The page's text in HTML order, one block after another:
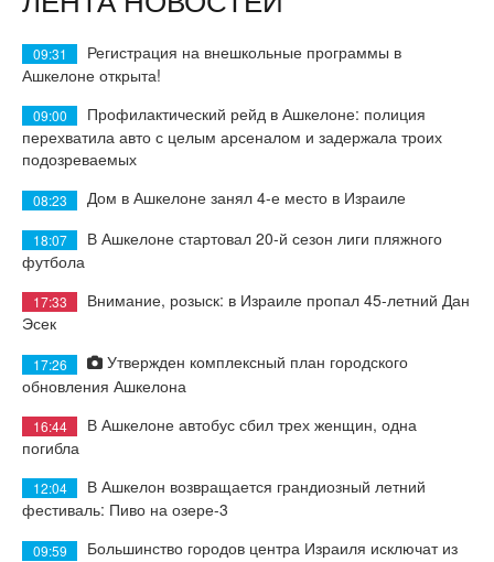
09:31
Регистрация на внешкольные программы в
Ашкелоне открыта!
09:00
Профилактический рейд в Ашкелоне: полиция
перехватила авто с целым арсеналом и задержала троих
подозреваемых
08:23 Дом в Ашкелоне занял 4-е место в Израиле
18:07
В Ашкелоне стартовал 20-й сезон лиги пляжного
футбола
17:33
Внимание, розыск: в Израиле пропал 45-летний Дан
Эсек
17:26
Утвержден комплексный план городского
обновления Ашкелона
16:44
В Ашкелоне автобус сбил трех женщин, одна
погибла
12:04
В Ашкелон возвращается грандиозный летний
фестиваль: Пиво на озере-3
09:59
Большинство городов центра Израиля исключат из